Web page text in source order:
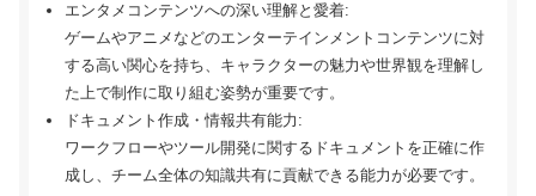
エンタメコンテンツへの深い理解と愛着:
ゲームやアニメなどのエンターテインメントコンテンツに対
する高い関心を持ち、キャラクターの魅力や世界観を理解し
た上で制作に取り組む姿勢が重要です。
ドキュメント作成・情報共有能力:
ワークフローやツール開発に関するドキュメントを正確に作
成し、チーム全体の知識共有に貢献できる能力が必要です。